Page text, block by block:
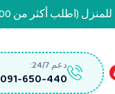
(اطلب أكثر من 1500 جنية)
دعم 24/7:
650-440